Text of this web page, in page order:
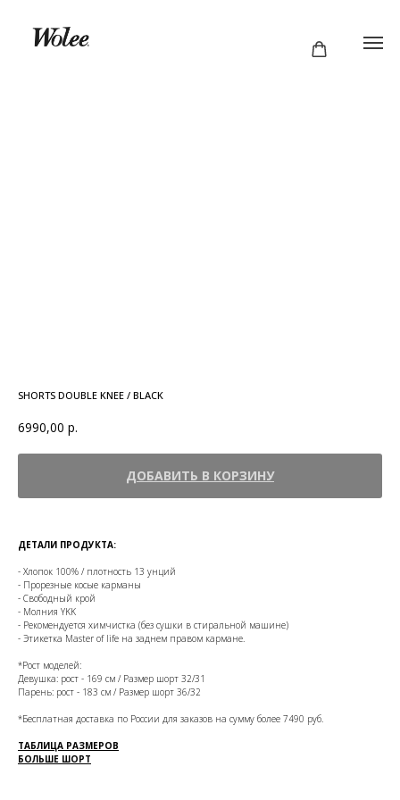
SHORTS DOUBLE KNEE / BLACK
6990,00 р.
ДОБАВИТЬ В КОРЗИНУ
ДЕТАЛИ ПРОДУКТА:
- Хлопок 100% / плотность 13 унций
- Прорезные косые карманы
- Свободный крой
- Молния YKK
- Рекомендуется химчистка (без сушки в стиральной машине)
- Этикетка Master of life на заднем правом кармане.
*Рост моделей:
Девушка: рост - 169 см / Размер шорт 32/31
Парень: рост - 183 см / Размер шорт 36/32
*Бесплатная доставка по России для заказов на сумму более 7490 руб.
ТАБЛИЦА РАЗМЕРОВ
БОЛЬШЕ ШОРТ